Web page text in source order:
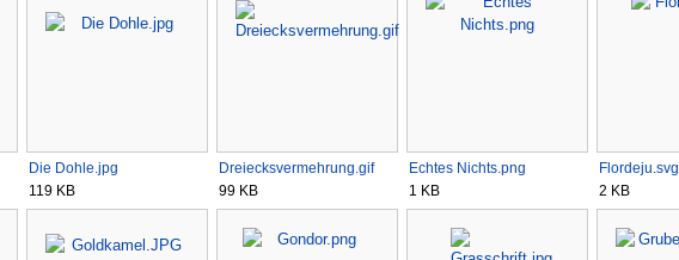
Die Dohle.jpg
119 KB
Dreiecksvermehrung.gif
99 KB
Echtes Nichts.png
1 KB
Flordeju.svg
2 KB